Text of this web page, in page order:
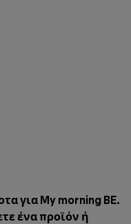
για My morning BE.
ένα προϊόν ή